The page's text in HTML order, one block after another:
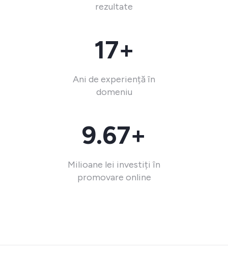
rezultate
17+
Ani de experiență în
domeniu
9.67+
Milioane lei investiți în
promovare online